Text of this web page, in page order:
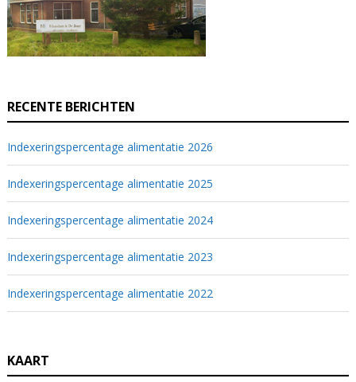
RECENTE BERICHTEN
Indexeringspercentage alimentatie 2026
Indexeringspercentage alimentatie 2025
Indexeringspercentage alimentatie 2024
Indexeringspercentage alimentatie 2023
Indexeringspercentage alimentatie 2022
KAART